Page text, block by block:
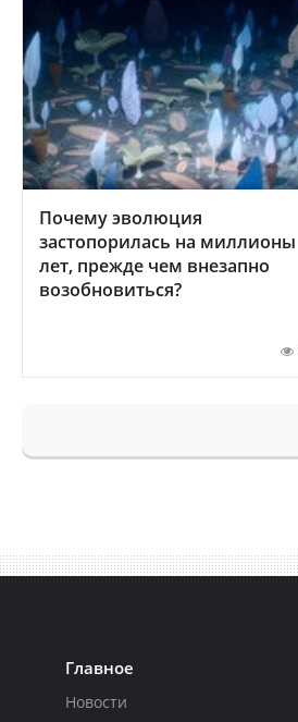
Почему эволюция
застопорилась на миллионы
лет, прежде чем внезапно
возобновиться?
Главное
Новости